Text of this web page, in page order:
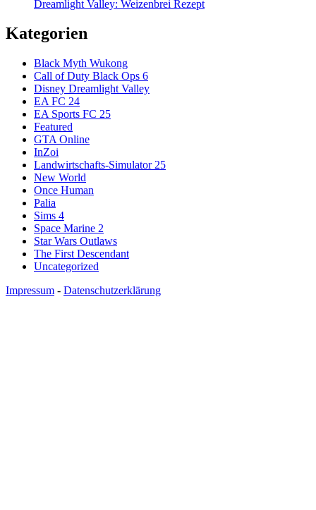
Dreamlight Valley: Weizenbrei Rezept
Kategorien
Black Myth Wukong
Call of Duty Black Ops 6
Disney Dreamlight Valley
EA FC 24
EA Sports FC 25
Featured
GTA Online
InZoi
Landwirtschafts-Simulator 25
New World
Once Human
Palia
Sims 4
Space Marine 2
Star Wars Outlaws
The First Descendant
Uncategorized
Impressum - Datenschutzerklärung